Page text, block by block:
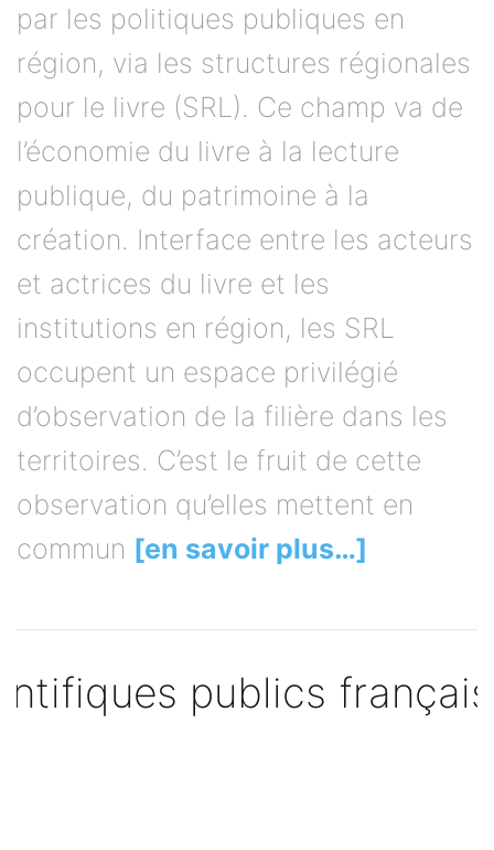
par les politiques publiques en
région, via les structures régionales
pour le livre (SRL). Ce champ va de
l’économie du livre à la lecture
publique, du patrimoine à la
création. Interface entre les acteurs
et actrices du livre et les
institutions en région, les SRL
occupent un espace privilégié
d’observation de la filière dans les
territoires. C’est le fruit de cette
observation qu’elles mettent en
commun [en savoir plus…]